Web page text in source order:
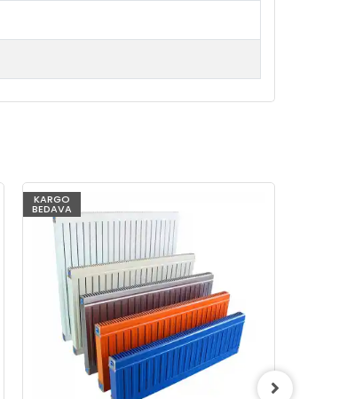
KARGO
BEDAVA